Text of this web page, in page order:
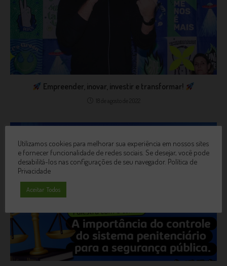
Empreender, inovar, investir e transformar!
18 de agosto de 2022
Utilizamos cookies para melhorar sua experiência em nossos sites
e fornecer funcionalidade de redes sociais. Se desejar, você pode
desabilitá-los nas configurações de seu navegador. Política de
Privacidade
Aceitar Todos